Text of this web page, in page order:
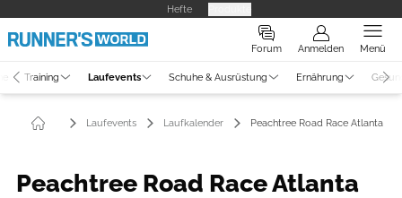
Hefte
Forum Anmelden Menü
Training Laufevents Schuhe & Ausrüstung Ernährung
Laufevents Laufkalender Peachtree Road Race Atlanta
Peachtree Road Race Atlanta